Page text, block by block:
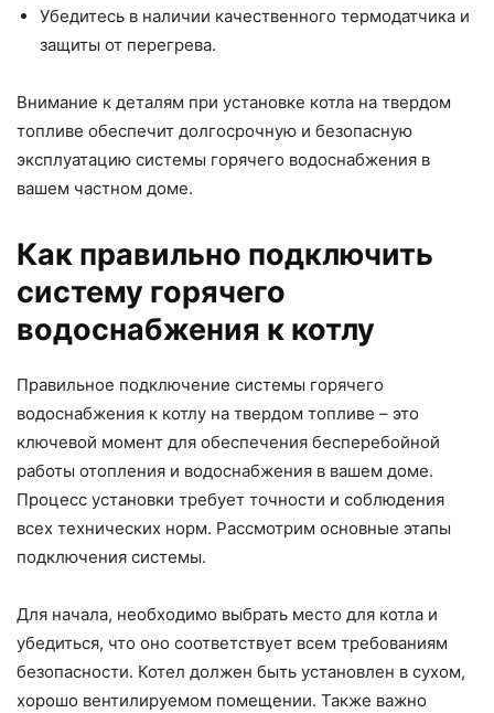
Убедитесь в наличии качественного термодатчика и
защиты от перегрева.
Внимание к деталям при установке котла на твердом
топливе обеспечит долгосрочную и безопасную
эксплуатацию системы горячего водоснабжения в
вашем частном доме.
Как правильно подключить
систему горячего
водоснабжения к котлу
Правильное подключение системы горячего
водоснабжения к котлу на твердом топливе – это
ключевой момент для обеспечения бесперебойной
работы отопления и водоснабжения в вашем доме.
Процесс установки требует точности и соблюдения
всех технических норм. Рассмотрим основные этапы
подключения системы.
Для начала, необходимо выбрать место для котла и
убедиться, что оно соответствует всем требованиям
безопасности. Котел должен быть установлен в сухом,
хорошо вентилируемом помещении. Также важно